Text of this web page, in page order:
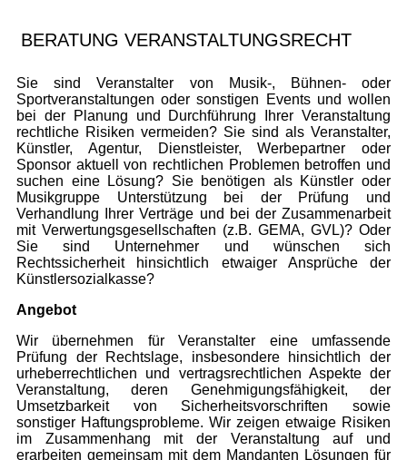
BERATUNG VERANSTALTUNGSRECHT
Sie sind Veranstalter von Musik-, Bühnen- oder
Sportveranstaltungen oder sonstigen Events und wollen
bei der Planung und Durchführung Ihrer Veranstaltung
rechtliche Risiken vermeiden? Sie sind als Veranstalter,
Künstler, Agentur, Dienstleister, Werbepartner oder
Sponsor aktuell von rechtlichen Problemen betroffen und
suchen eine Lösung? Sie benötigen als Künstler oder
Musikgruppe Unterstützung bei der Prüfung und
Verhandlung Ihrer Verträge und bei der Zusammenarbeit
mit Verwertungsgesellschaften (z.B. GEMA, GVL)? Oder
Sie sind Unternehmer und wünschen sich
Rechtssicherheit hinsichtlich etwaiger Ansprüche der
Künstlersozialkasse?
Angebot
Wir übernehmen für Veranstalter eine umfassende
Prüfung der Rechtslage, insbesondere hinsichtlich der
urheberrechtlichen und vertragsrechtlichen Aspekte der
Veranstaltung, deren Genehmigungsfähigkeit, der
Umsetzbarkeit von Sicherheitsvorschriften sowie
sonstiger Haftungsprobleme. Wir zeigen etwaige Risiken
im Zusammenhang mit der Veranstaltung auf und
erarbeiten gemeinsam mit dem Mandanten Lösungen für